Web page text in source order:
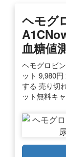
ヘモグ
血糖値
ヘモグロビ
ット 9,980
する 売り切
ット無料キ